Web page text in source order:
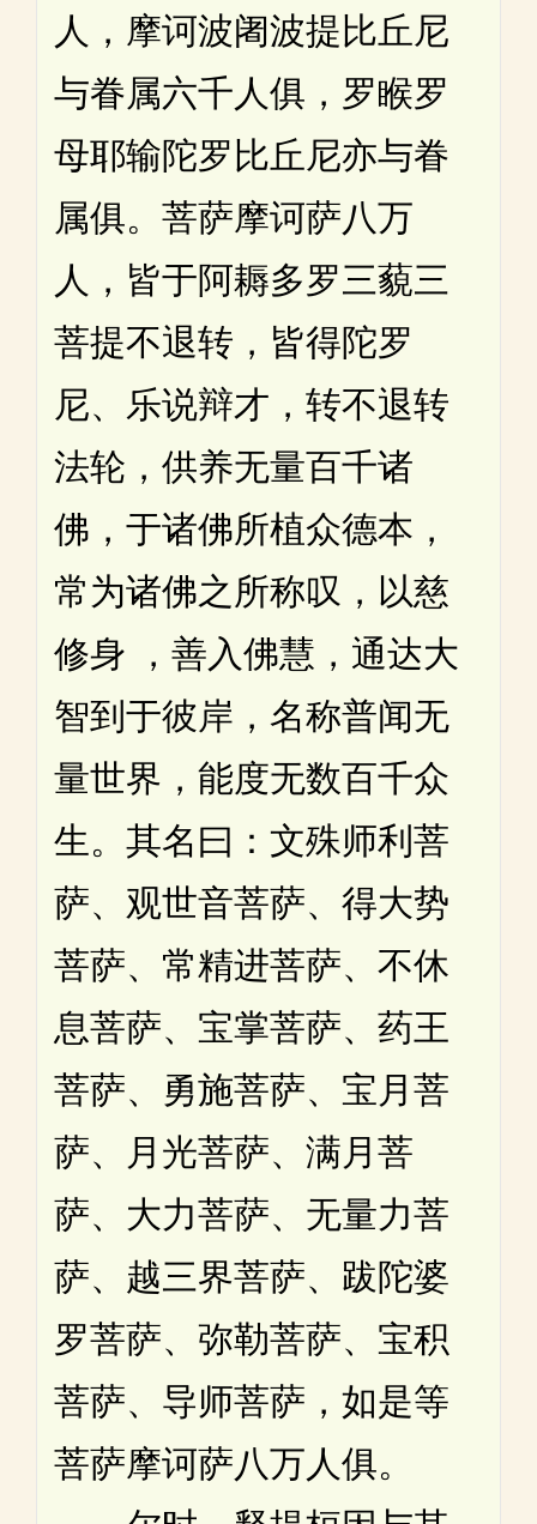
人，摩诃波阇波提比丘尼
与眷属六千人俱，罗睺罗
母耶输陀罗比丘尼亦与眷
属俱。菩萨摩诃萨八万
人，皆于阿耨多罗三藐三
菩提不退转，皆得陀罗
尼、乐说辩才，转不退转
法轮，供养无量百千诸
佛，于诸佛所植众德本，
常为诸佛之所称叹，以慈
修身 ，善入佛慧，通达大
智到于彼岸，名称普闻无
量世界，能度无数百千众
生。其名曰：文殊师利菩
萨、观世音菩萨、得大势
菩萨、常精进菩萨、不休
息菩萨、宝掌菩萨、药王
菩萨、勇施菩萨、宝月菩
萨、月光菩萨、满月菩
萨、大力菩萨、无量力菩
萨、越三界菩萨、跋陀婆
罗菩萨、弥勒菩萨、宝积
菩萨、导师菩萨，如是等
菩萨摩诃萨八万人俱。